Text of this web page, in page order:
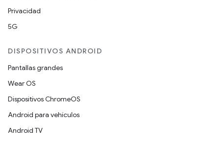
Privacidad
5G
DISPOSITIVOS ANDROID
Pantallas grandes
Wear OS
Dispositivos ChromeOS
Android para vehículos
Android TV